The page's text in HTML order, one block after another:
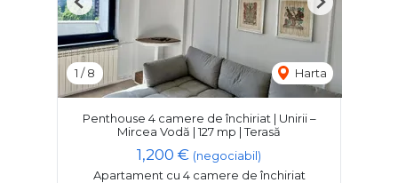
1 /8 Harta
Previous Next
Penthouse 4 camere de închiriat | Unirii –
Mircea Vodă | 127 mp | Terasă
1,200 € (negociabil)
Apartament cu 4 camere de închiriat